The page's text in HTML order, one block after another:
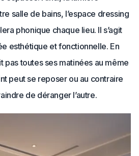
salle de bains, l’espace dressing
phonique chaque lieu. Il s’agit
esthétique et fonctionnelle. En
pas toutes ses matinées au même
peut se reposer ou au contraire
de déranger l’autre.